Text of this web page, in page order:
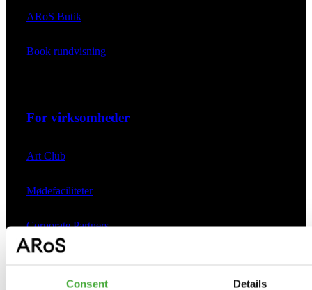
Consent Details
ARoS Butik
Book rundvisning
For virksomheder
Art Club
Mødefaciliteter
Corporate Partners